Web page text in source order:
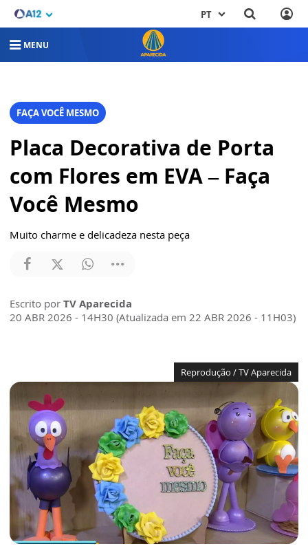
PT
MENU
FAÇA VOCÊ MESMO
Placa Decorativa de Porta
com Flores em EVA – Faça
Você Mesmo
Muito charme e delicadeza nesta peça
Escrito por TV Aparecida
20 ABR 2026 - 14H30 (Atualizada em 22 ABR 2026 - 11H03)
Reprodução / TV Aparecida